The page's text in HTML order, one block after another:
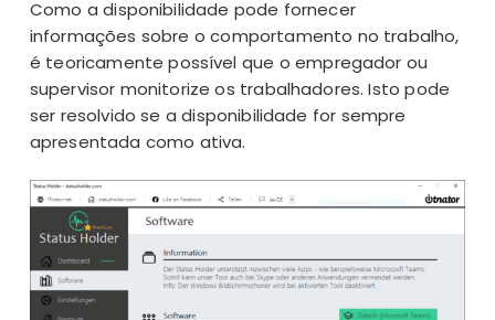
Como a disponibilidade pode fornecer
informações sobre o comportamento no trabalho,
é teoricamente possível que o empregador ou
supervisor monitorize os trabalhadores. Isto pode
ser resolvido se a disponibilidade for sempre
apresentada como ativa.